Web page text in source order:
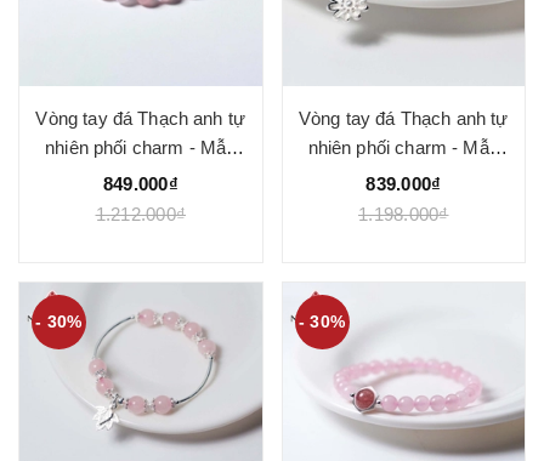
Vòng tay đá Thạch anh tự
nhiên phối charm - Mẫu
VC1038 - Ngọc Quý
849.000₫
1.212.000₫
Vòng tay đá Thạch anh tự
nhiên phối charm - Mẫu
VC1040 - Ngọc Quý
839.000₫
1.198.000₫
- 30% - 30%